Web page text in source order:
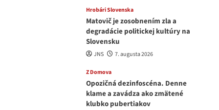
Hrobári Slovenska
Matovič je zosobnením zla a
degradácie politickej kultúry na
Slovensku
JNS 7. augusta 2026
Z Domova
Opozičná dezinfoscéna. Denne
klame a zavádza ako zmätené
klubko pubertiakov